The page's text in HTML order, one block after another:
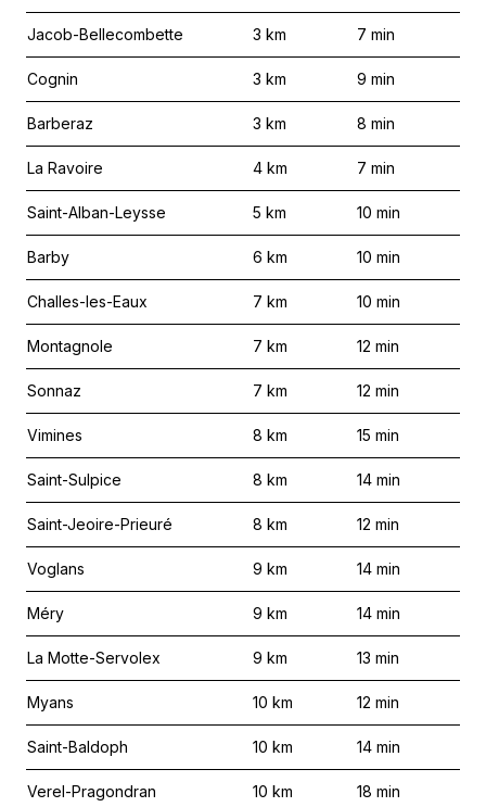
Jacob-Bellecombette 3 km 7 min
Cognin 3 km 9 min
Barberaz 3 km 8 min
La Ravoire 4 km 7 min
Saint-Alban-Leysse 5 km 10 min
Barby 6 km 10 min
Challes-les-Eaux 7 km 10 min
Montagnole 7 km 12 min
Sonnaz 7 km 12 min
Vimines 8 km 15 min
Saint-Sulpice 8 km 14 min
Saint-Jeoire-Prieuré 8 km 12 min
Voglans 9 km 14 min
Méry 9 km 14 min
La Motte-Servolex 9 km 13 min
Myans 10 km 12 min
Saint-Baldoph 10 km 14 min
Verel-Pragondran 10 km 18 min